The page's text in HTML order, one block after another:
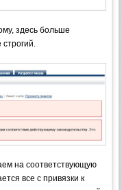
здесь больше
на соответствующую
все с привязки к